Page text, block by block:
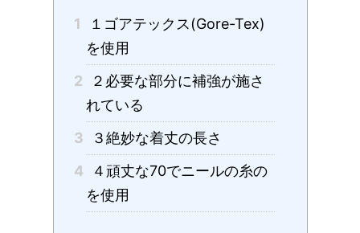
1
１ゴアテックス(Gore-Tex)
を使用
2
２必要な部分に補強が施さ
れている
3
３絶妙な着丈の長さ
4
４頑丈な70でニールの糸の
を使用